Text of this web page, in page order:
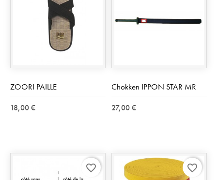
ZOORI PAILLE
18,00 €
Chokken IPPON STAR MR
27,00 €
favorite_border favorite_border